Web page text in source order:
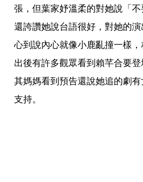
張，但葉家妤溫柔的對她說「不
還誇讚她說台語很好，對她的
心到說內心就像小鹿亂撞一樣
出後有許多觀眾看到賴芊合要
其媽媽看到預告還說她追的劇
支持。